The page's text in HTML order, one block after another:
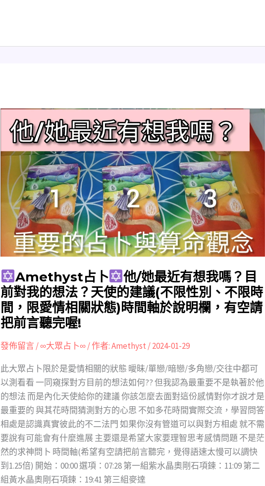
單
可
測，
不
限
時
間，
不
限
性
別
Amethyst占卜
他/她最近有想我嗎？目
前對我的想法？天使的建議(不限性別、不限時
間，限愛情相關狀態)時間軸於說明欄，有空請
把前言聽完喔!
發佈留言/∞大眾占卜∞/ 作者:Amethyst /2024-01-29
此大眾占卜限於是愛情相關的狀態 曖昧/單戀/暗戀/多角戀/交往中都可
以測看看 一同窺探對方目前的想法如何?? 但我認為最重要不是執著於他
的想法 而是內化天使給你的建議 你該怎麼去面對這份感情對你才說才是
最重要的 與其花時間猜測對方的心思 不如多花時間實際交流，學習問答
相處是認識真實彼此的不二法門 如果你沒有管道可以與對方相處 就不需
要說有可能會有什麼進展 主要還是希望大家要理智思考感情問題 不是茫
然的求神問卜 時間軸(希望有空請把前言聽完，覺得語速太慢可以調快
到1.25倍) 開始：00:00 選項：07:28 第一組紫水晶奧剛石項鍊：11:09 第二
組黃水晶奧剛石項鍊：19:41 第三組麥達
Amethyst
占
卜
他/
她
最
近
有
想
嗎？
目
前
對
我
的
法？
天
使
的
建
議
(不
限
性